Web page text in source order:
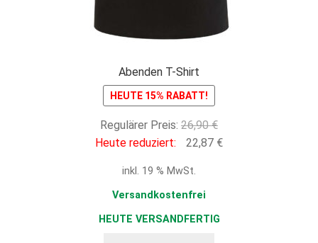
Abenden T-Shirt
HEUTE 15% RABATT!
Regulärer Preis: 26,90€Ursprünglicher
Preis
Heute reduziert: 22,87 €Aktueller
inkl. 19 % MwSt.
Versandkostenfrei
HEUTE VERSANDFERTIG